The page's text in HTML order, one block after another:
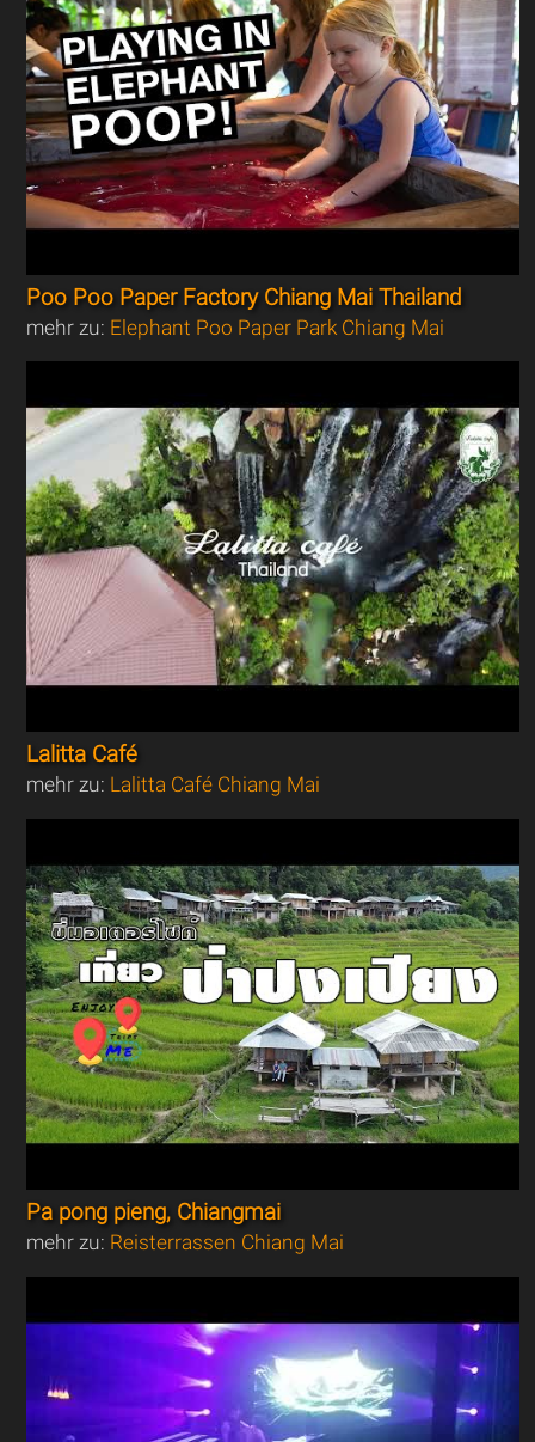
Poo Poo Paper Factory Chiang Mai Thailand
mehr zu: Elephant Poo Paper Park Chiang Mai
Lalitta Café
mehr zu: Lalitta Café Chiang Mai
Pa pong pieng, Chiangmai
mehr zu: Reisterrassen Chiang Mai